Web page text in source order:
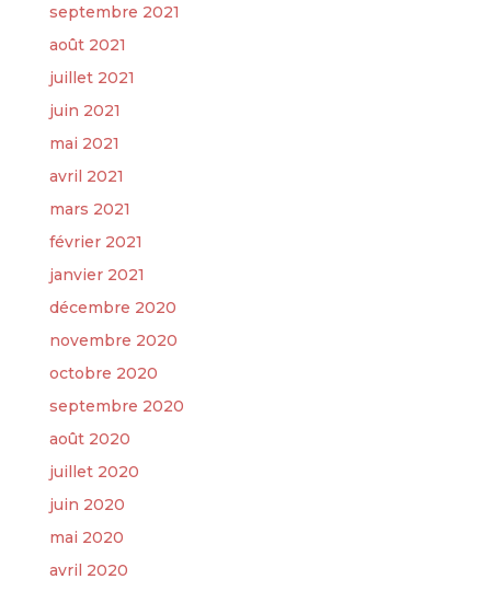
septembre 2021
août 2021
juillet 2021
juin 2021
mai 2021
avril 2021
mars 2021
février 2021
janvier 2021
décembre 2020
novembre 2020
octobre 2020
septembre 2020
août 2020
juillet 2020
juin 2020
mai 2020
avril 2020